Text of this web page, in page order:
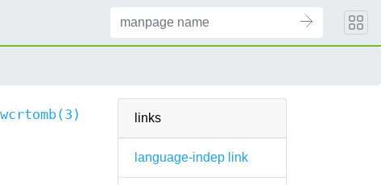
links
language-indep link
wcrtomb(3)